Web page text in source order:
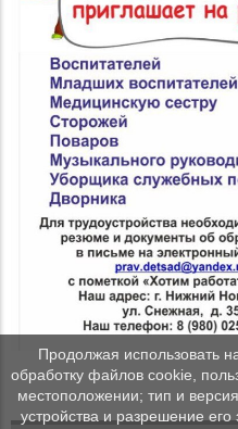
Продолжая использовать
обработку файлов cookie,
местоположении; тип и
устройства и разрешение